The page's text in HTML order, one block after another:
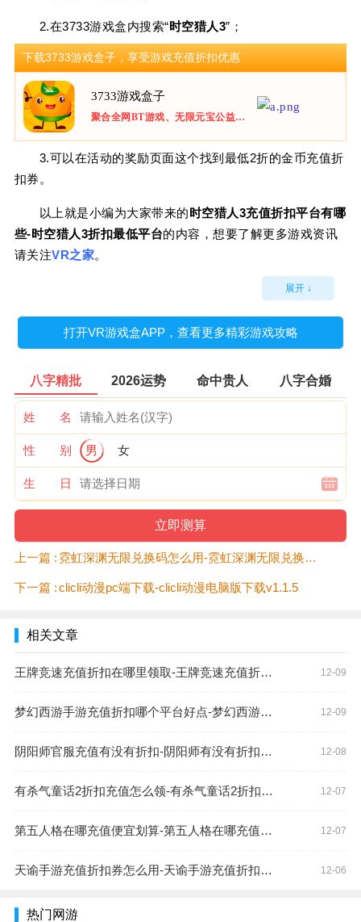
2.在3733游戏盒内搜索“时空猎人3”；
下载3733游戏盒子，享受游戏充值折扣优惠
3733游戏盒子
聚合全网BT游戏、无限元宝公益服手游、上线即送满V无限元宝服。
3.可以在活动的奖励页面这个找到最低2折的金币充值折
扣券。
以上就是小编为大家带来的时空猎人3充值折扣平台有哪
些-时空猎人3折扣最低平台的内容，想要了解更多游戏资讯
请关注VR之家。
展开 ↓
打开VR游戏盒APP，查看更多精彩游戏攻略
八字精批 2026运势 命中贵人 八字合婚
姓 名
性 别 男 女
生 日
上一篇 : 霓虹深渊无限兑换码怎么用-霓虹深渊无限兑换码使用方法
下一篇 :clicli动漫pc端下载-clicli动漫电脑版下载v1.1.5
相关文章
王牌竞速充值折扣在哪里领取-王牌竞速充值折扣领取方法 12-09
梦幻西游手游充值折扣哪个平台好点-梦幻西游手游折扣平台 12-09
阴阳师官服充值有没有折扣-阴阳师有没有折扣充值平台 12-08
有杀气童话2折扣充值怎么领-有杀气童话2折扣充值领取方法 12-07
第五人格在哪充值便宜划算-第五人格在哪充值便宜一点 12-07
天谕手游充值折扣券怎么用-天谕手游充值折扣券使用方法 12-06
热门网游